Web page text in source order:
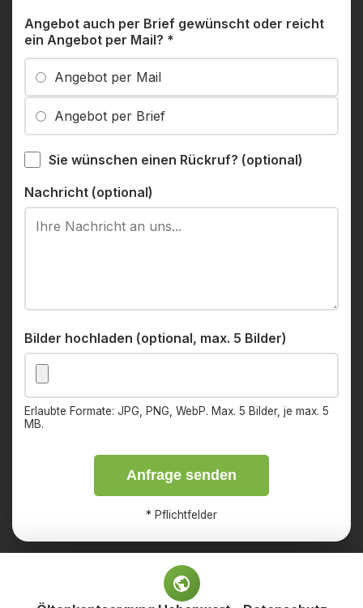
Angebot auch per Brief gewünscht oder reicht
ein Angebot per Mail? *
Angebot per Mail
Angebot per Brief
Sie wünschen einen Rückruf? (optional)
Nachricht (optional)
Bilder hochladen (optional, max. 5 Bilder)
Erlaubte Formate: JPG, PNG, WebP. Max. 5 Bilder, je max. 5
MB.
Anfrage senden
* Pflichtfelder